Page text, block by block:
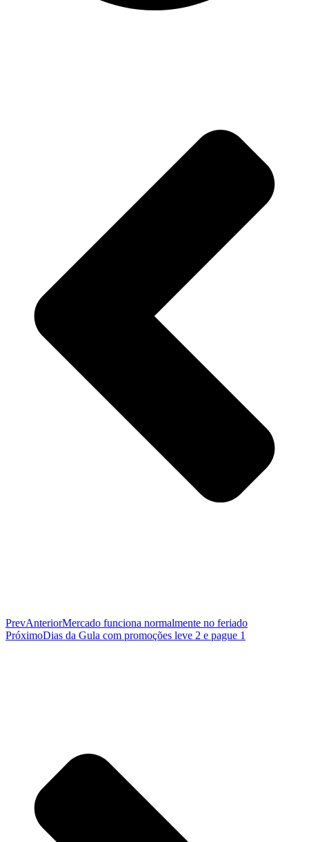
PrevAnteriorMercado funciona normalmente no feriado
PróximoDias da Gula com promoções leve 2 e pague 1